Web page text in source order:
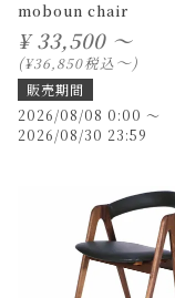
moboun chair
¥ 33,500 ～
¥36,850税込〜
販売期間
2026/08/08 0:00 〜
2026/08/30 23:59